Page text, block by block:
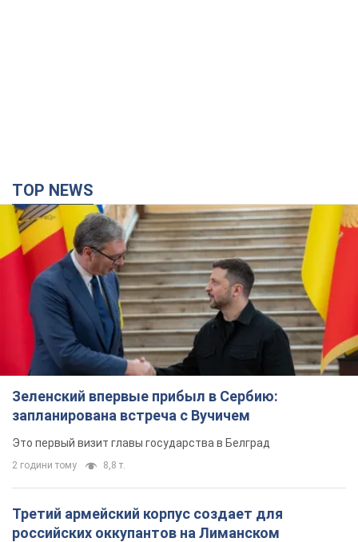
TOP NEWS
Зеленский впервые прибыл в Сербию:
запланирована встреча с Вучичем
Это первый визит главы государства в Белград
2 години тому 8,8 т.
Третий армейский корпус создает для
российских оккупантов на Лиманском